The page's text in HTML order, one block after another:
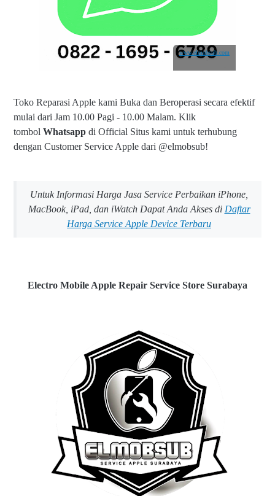
www.elmobsub.com
Toko Reparasi Apple kami Buka dan Beroperasi secara efektif
mulai dari Jam 10.00 Pagi - 10.00 Malam. Klik
tombol Whatsapp di Official Situs kami untuk terhubung
dengan Customer Service Apple dari @elmobsub!
Untuk Informasi Harga Jasa Service Perbaikan iPhone,
MacBook, iPad, dan iWatch Dapat Anda Akses di Daftar
Harga Service Apple Device Terbaru
Electro Mobile Apple Repair Service Store Surabaya